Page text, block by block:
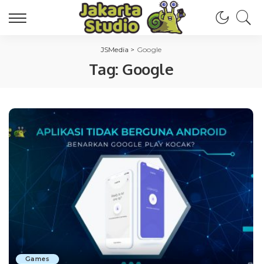
JSMedia > Google
Tag: Google
Games